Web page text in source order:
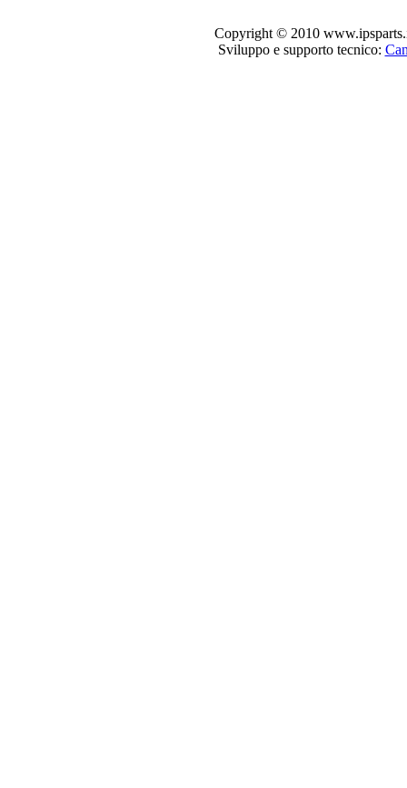
Copyright © 2010
Sviluppo e supporto tecnico: